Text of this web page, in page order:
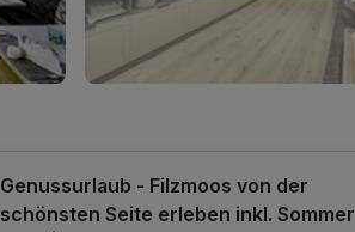
Genussurlaub - Filzmoos von der
schönsten Seite erleben inkl. Sommer